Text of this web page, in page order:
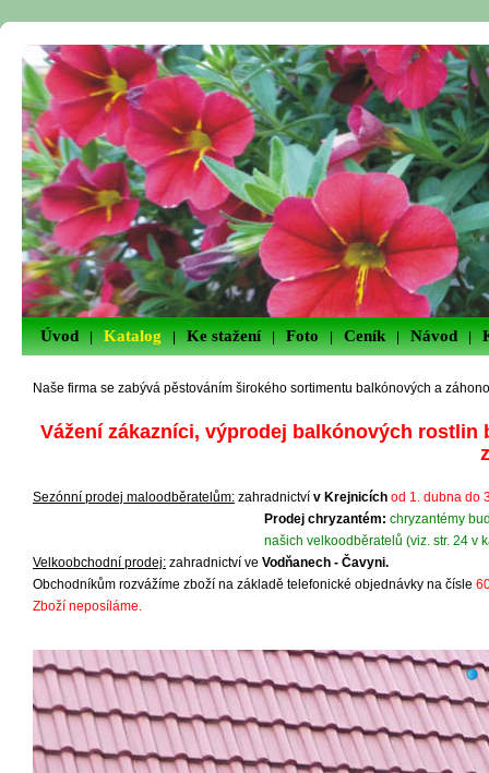
Úvod | Katalog | Ke stažení | Foto | Ceník | Návod |
Naše firma se zabývá pěstováním širokého sortimentu balkónových a
Vážení zákazníci, výprodej balkónových
Sezónní prodej maloodběratelům: zahradnictví v Krejnicích od 1. dubna do
Prodej chryzantém: chryzantémy
našich velkoodběratelů (viz. str. 24 v
Velkoobchodní prodej: zahradnictví ve Vodňanech - Čavyni.
Obchodníkům rozvážíme zboží na základě telefonické objednávky na čísle
Zboží neposíláme.